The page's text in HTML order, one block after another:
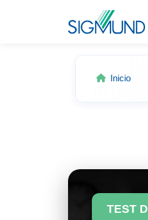
Inicio
TEST